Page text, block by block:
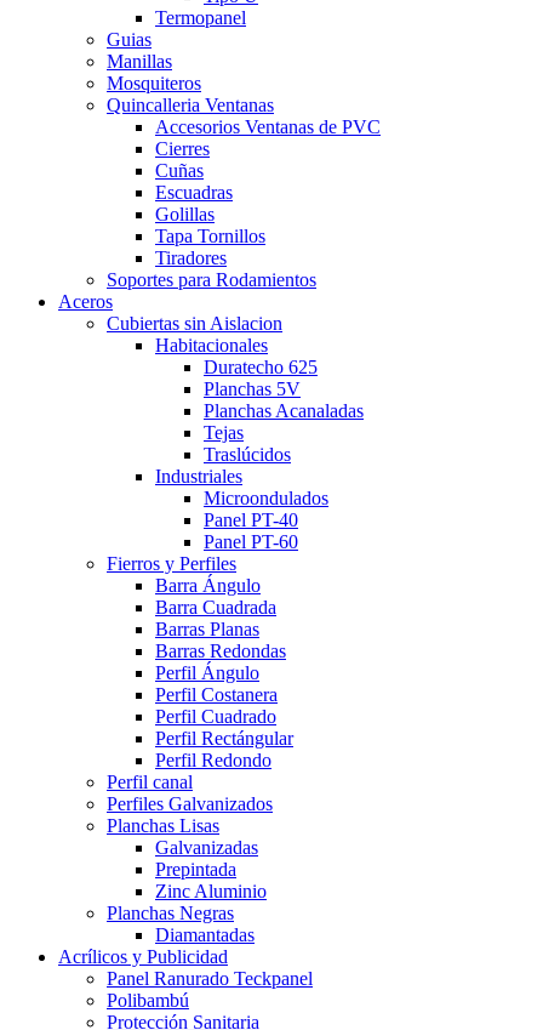
Termopanel
Guias
Manillas
Mosquiteros
Quincalleria Ventanas
Accesorios Ventanas de PVC
Cierres
Cuñas
Escuadras
Golillas
Tapa Tornillos
Tiradores
Soportes para Rodamientos
Aceros
Cubiertas sin Aislacion
Habitacionales
Duratecho 625
Planchas 5V
Planchas Acanaladas
Tejas
Traslúcidos
Industriales
Microondulados
Panel PT-40
Panel PT-60
Fierros y Perfiles
Barra Ángulo
Barra Cuadrada
Barras Planas
Barras Redondas
Perfil Ángulo
Perfil Costanera
Perfil Cuadrado
Perfil Rectángular
Perfil Redondo
Perfil canal
Perfiles Galvanizados
Planchas Lisas
Galvanizadas
Prepintada
Zinc Aluminio
Planchas Negras
Diamantadas
Acrílicos y Publicidad
Panel Ranurado Teckpanel
Polibambú
Protección Sanitaria